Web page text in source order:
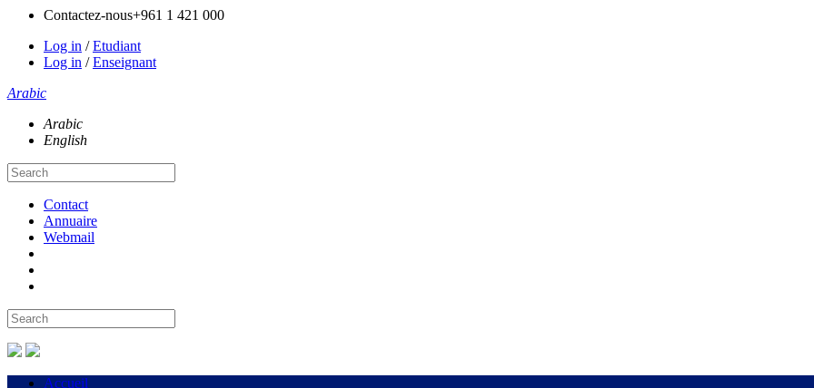
Contactez-nous+961 1 421 000
Log in /Etudiant
Log in /Enseignant
Arabic
Arabic
English
Contact
Annuaire
Webmail
Accueil